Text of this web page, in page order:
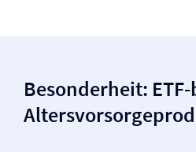
Besonderheit: